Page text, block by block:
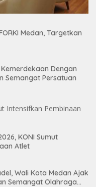
Medan, Targetkan
Dengan
Semangat Persatuan
KONI Sumut
Atlet
Wali Kota Medan Ajak
Semangat Olahraga